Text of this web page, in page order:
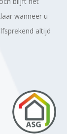
wanneer u
altijd